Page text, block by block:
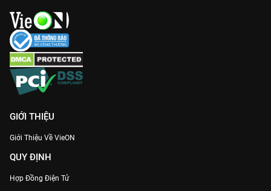
GIỚI THIỆU
Giới Thiệu Về VieON
QUY ĐỊNH
Hợp Đồng Điện Tử